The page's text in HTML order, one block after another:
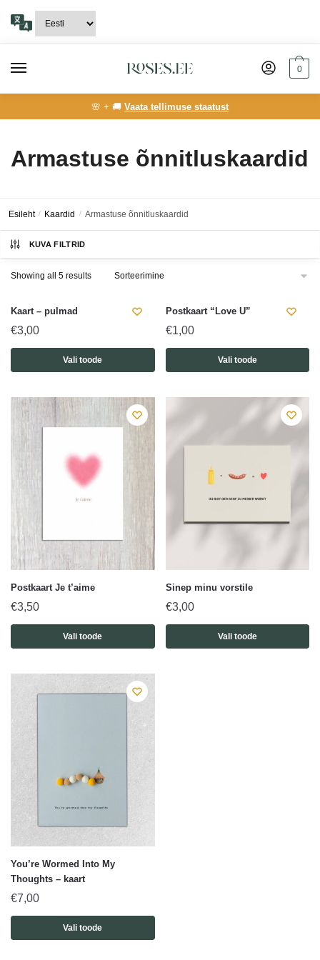
navigation
content
0
🌸 + 🚚 Vaata tellimuse staatust
Armastuse õnnitluskaardid
Esileht / Kaardid / Armastuse õnnitluskaardid
KUVA FILTRID
Showing all 5 results
Kaart – pulmad
€3,00
Vali toode
Postkaart “Love U”
€1,00
Vali toode
Postkaart Je t’aime
€3,50
Vali toode
Sinep minu vorstile
€3,00
Vali toode
You’re Wormed Into My
Thoughts – kaart
€7,00
Vali toode